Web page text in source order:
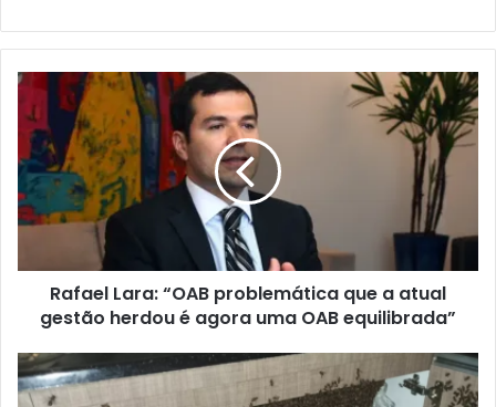
Rafael Lara: “OAB problemática que a atual
gestão herdou é agora uma OAB equilibrada”